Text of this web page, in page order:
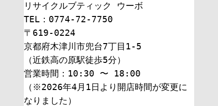
リサイクルブティック ウーボ
TEL：0774-72-7750
〒619-0224
京都府木津川市兜台7丁目1-5
（近鉄高の原駅徒歩5分）
営業時間：10:30 〜 18:00
（※2026年4月1日より開店時間が変更に
なりました）